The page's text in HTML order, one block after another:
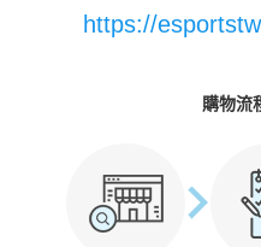
https://
購物流